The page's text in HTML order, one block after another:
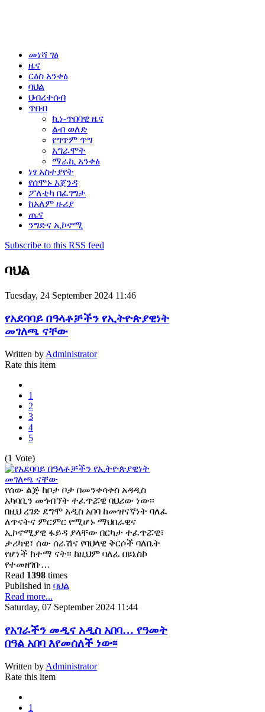
መነሻ ገፅ
ዜና
ርዕስ አንቀፅ
ባህል
ህብረተሰብ
ጥበብ
ኪነ-ጥበባዊ ዜና
ልብ ወለድ
የግጥም ጥግ
አግራሞት
ማራኪ አንቀፅ
ነፃ አስተያየት
የሰሞኑ አጀንዳ
ፖለቲካ በፈገግታ
ከአለም ዙሪያ
ጤና
ንግድና ኢኮኖሚ
Subscribe to this RSS feed
ባህል
Tuesday, 24 September 2024 11:46
የአደባባይ በዓላቶቻችን የኢትዮጵያዊነት
መገለጫ ናቸው
Written by Administrator
Rate this item
1
2
3
4
5
(1 Vote)
የሰው ልጅ ከቦታ ቦታ በመንቀሳቀስ አዳዲስ
አካባቢን መጎብኘት ተፈጥሯዊ ባህሪው ነው፡፡
በዚህ ረገድ ደግሞ አዲስ አበባ ከመዝናኛነት ባለፈ
ለጥናትና ምርምር የሚሆኑ ማህበራዊና
ኢኮኖሚያዊ ፋይዳ ያላቸው በርካታ ተፈጥሯዊ፣
ታሪካዊ፣ ሰው ሰራሽና የባህላዊ ቅርሶች ባለቤት
የሆነች ከተማ ናት፡፡ ከዚህም ባለፈ በዩኔስኮ
የተመዘገቡ…
Read 1398 times
Published in ባህል
Read more...
Saturday, 07 September 2024 11:44
የአገራችን መዲና አዲስ አበባ… የዓመት
በዓል አበባ እየመሰለች ነው፡፡
Written by Administrator
Rate this item
1